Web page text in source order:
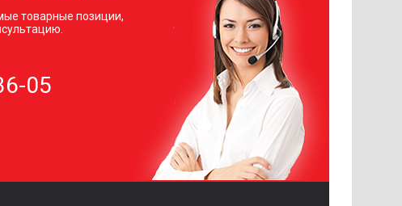
товарные позиции,
05